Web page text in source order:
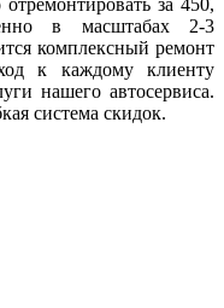
в масштабах 2-3
комплексный ремонт
к каждому клиенту
нашего автосервиса.
система скидок.